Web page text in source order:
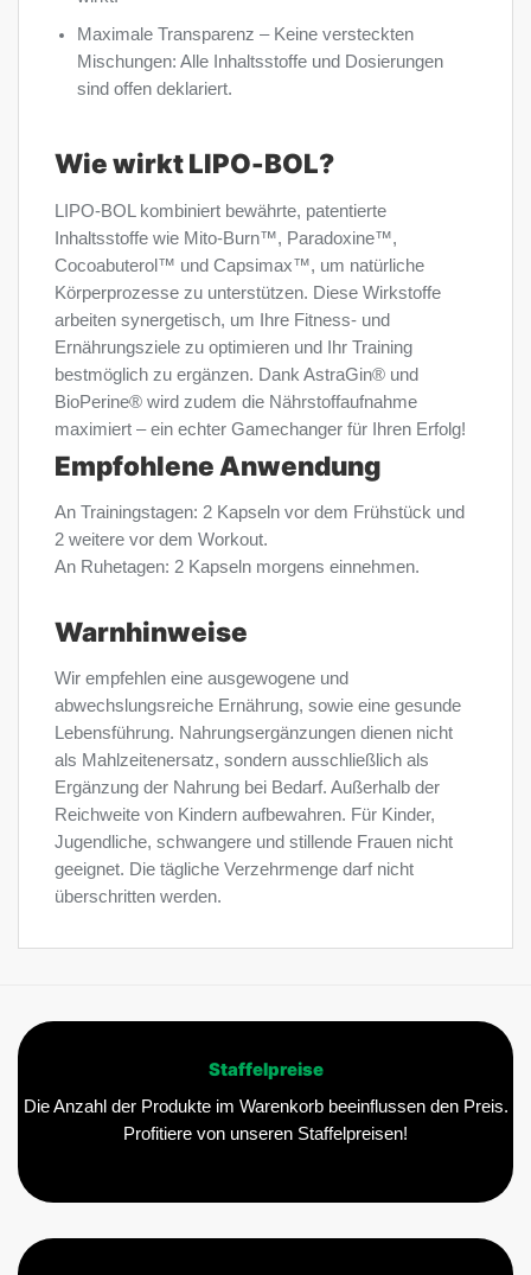
Maximale Transparenz – Keine versteckten
Mischungen: Alle Inhaltsstoffe und Dosierungen
sind offen deklariert.
Wie wirkt LIPO-BOL?
LIPO-BOL kombiniert bewährte, patentierte
Inhaltsstoffe wie Mito-Burn™, Paradoxine™,
Cocoabuterol™ und Capsimax™, um natürliche
Körperprozesse zu unterstützen. Diese Wirkstoffe
arbeiten synergetisch, um Ihre Fitness- und
Ernährungsziele zu optimieren und Ihr Training
bestmöglich zu ergänzen. Dank AstraGin® und
BioPerine® wird zudem die Nährstoffaufnahme
maximiert – ein echter Gamechanger für Ihren Erfolg!
Empfohlene Anwendung
An Trainingstagen: 2 Kapseln vor dem Frühstück und
2 weitere vor dem Workout.
An Ruhetagen: 2 Kapseln morgens einnehmen.
Warnhinweise
Wir empfehlen eine ausgewogene und
abwechslungsreiche Ernährung, sowie eine gesunde
Lebensführung. Nahrungsergänzungen dienen nicht
als Mahlzeitenersatz, sondern ausschließlich als
Ergänzung der Nahrung bei Bedarf. Außerhalb der
Reichweite von Kindern aufbewahren. Für Kinder,
Jugendliche, schwangere und stillende Frauen nicht
geeignet. Die tägliche Verzehrmenge darf nicht
überschritten werden.
Staffelpreise
Die Anzahl der Produkte im Warenkorb beeinflussen den Preis.
Profitiere von unseren Staffelpreisen!